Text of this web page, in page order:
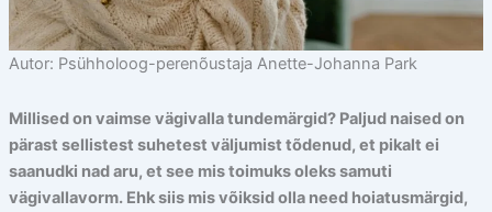
Autor: Psühholoog-perenõustaja Anette-Johanna Park
Millised on vaimse vägivalla tundemärgid? Paljud naised on
pärast sellistest suhetest väljumist tõdenud, et pikalt ei
saanudki nad aru, et see mis toimuks oleks samuti
vägivallavorm. Ehk siis mis võiksid olla need hoiatusmärgid,